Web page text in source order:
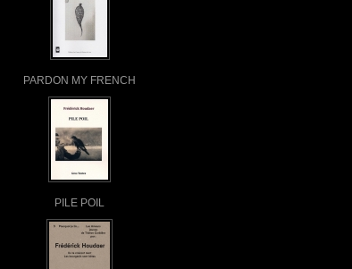
PARDON MY FRENCH
PILE POIL